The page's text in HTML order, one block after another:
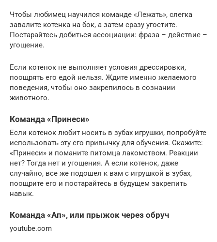
Чтобы любимец научился команде «Лежать», слегка
завалите котенка на бок, а затем сразу угостите.
Постарайтесь добиться ассоциации: фраза – действие –
угощение.
Если котенок не выполняет условия дрессировки,
поощрять его едой нельзя. Ждите именно желаемого
поведения, чтобы оно закрепилось в сознании
животного.
Команда «Принеси»
Если котенок любит носить в зубах игрушки, попробуйте
использовать эту его привычку для обучения. Скажите:
«Принеси» и поманите питомца лакомством. Реакции
нет? Тогда нет и угощения. А если котенок, даже
случайно, все же подошел к вам с игрушкой в зубах,
поощрите его и постарайтесь в будущем закрепить
навык.
Команда «Ап», или прыжок через обруч
youtube.com